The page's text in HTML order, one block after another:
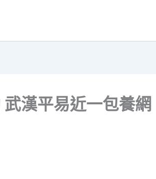
漢平易近一包養網